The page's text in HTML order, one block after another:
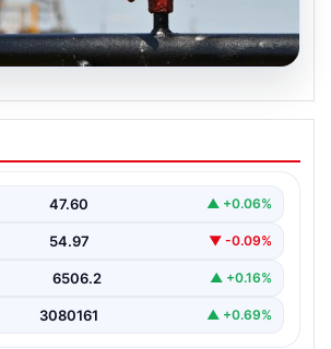
25 Mayıs: Petrol fiyatları
kadar oldu? Brent petrol
47.60 ▲ +0.06%
54.97 ▼ -0.09%
6506.2 ▲ +0.16%
3080161 ▲ +0.69%